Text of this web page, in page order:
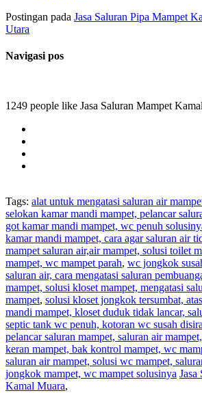
Postingan pada Jasa Saluran Pipa Mampet
Utara
Navigasi pos
1249 people like Jasa Saluran Mampet
Tags: alat untuk mengatasi saluran air
selokan kamar mandi mampet, pelancar
got kamar mandi mampet, wc penuh
kamar mandi mampet, cara agar saluran air
mampet saluran air,air mampet, solusi toilet
mampet, wc mampet parah, wc jongkok
saluran air, cara mengatasi saluran
mampet, solusi kloset mampet, mengatasi
mampet, solusi kloset jongkok tersumbat,
mandi mampet, kloset duduk tidak lancar,
septic tank wc penuh, kotoran wc susah
pelancar saluran mampet, saluran air
keran mampet, bak kontrol mampet, wc
saluran air mampet, solusi wc mampet,
jongkok mampet, wc mampet solusinya Jasa
Kamal Muara,